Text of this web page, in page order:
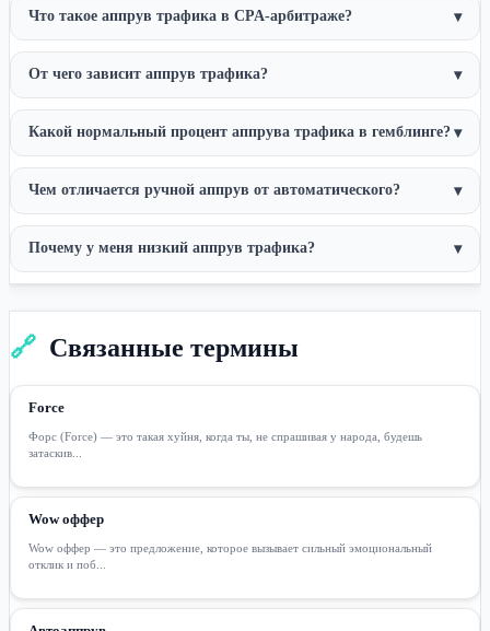
Что такое аппрув трафика в CPA-арбитраже? ▾
От чего зависит аппрув трафика? ▾
Какой нормальный процент аппрува трафика в гемблинге? ▾
Чем отличается ручной аппрув от автоматического? ▾
Почему у меня низкий аппрув трафика? ▾
🔗 Связанные термины
Force
Форс (Force) — это такая хуйня, когда ты, не спрашивая у народа, будешь
затаскив...
Wow оффер
Wow оффер — это предложение, которое вызывает сильный эмоциональный
отклик и поб...